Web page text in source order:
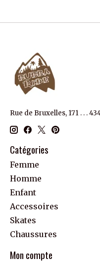
Rue de Bruxelles, 171 . . .
Catégories
Femme
Homme
Enfant
Accessoires
Skates
Chaussures
Mon compte